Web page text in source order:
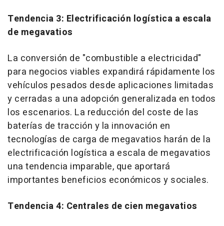
Tendencia 3: Electrificación logística a escala
de megavatios
La conversión de "combustible a electricidad"
para negocios viables expandirá rápidamente los
vehículos pesados desde aplicaciones limitadas
y cerradas a una adopción generalizada en todos
los escenarios. La reducción del coste de las
baterías de tracción y la innovación en
tecnologías de carga de megavatios harán de la
electrificación logística a escala de megavatios
una tendencia imparable, que aportará
importantes beneficios económicos y sociales.
Tendencia 4: Centrales de cien megavatios